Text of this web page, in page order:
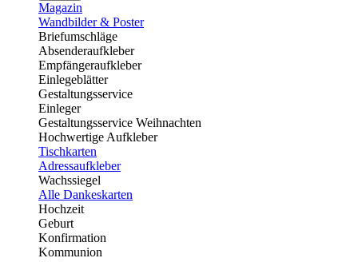
Magazin
Wandbilder & Poster
Briefumschläge
Absenderaufkleber
Empfängeraufkleber
Einlegeblätter
Gestaltungsservice
Einleger
Gestaltungsservice Weihnachten
Hochwertige Aufkleber
Tischkarten
Adressaufkleber
Wachssiegel
Alle Dankeskarten
Hochzeit
Geburt
Konfirmation
Kommunion